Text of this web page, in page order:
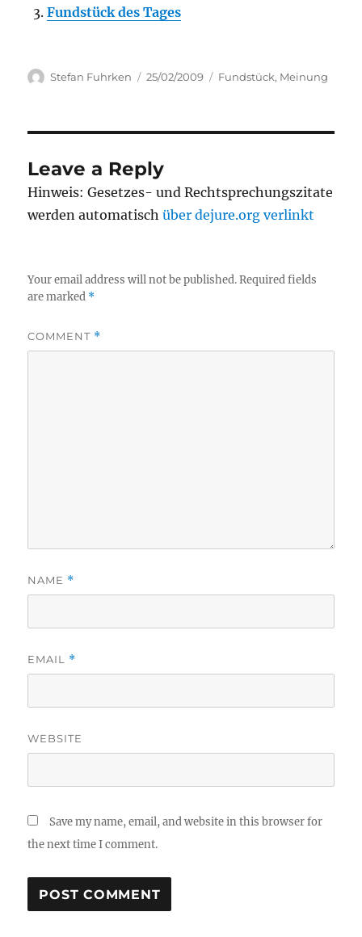
Fundstück des Tages
Author
Stefan Fuhrken
Posted
25/02/2009 Categories
Fundstück, Meinung
Leave a Reply
Hinweis: Gesetzes- und Rechtsprechungszitate
werden automatischüber dejure.org verlinkt
Your email address will not be published. Required fields
are marked *
COMMENT *
NAME *
EMAIL *
WEBSITE
Save my name, email, and website in this browser for
the next time I comment.